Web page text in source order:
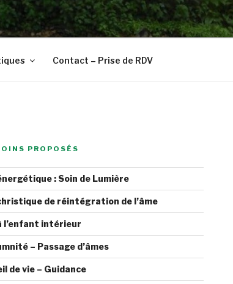
Contact – Prise de RDV
PROPOSÉS
: Soin de Lumière
de réintégration de l’âme
l’enfant intérieur
– Passage d’âmes
de vie – Guidance